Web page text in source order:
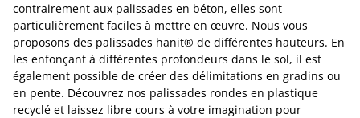
contrairement aux palissades en béton, elles sont
particulièrement faciles à mettre en œuvre. Nous vous
proposons des palissades hanit® de différentes hauteurs. En
les enfonçant à différentes profondeurs dans le sol, il est
également possible de créer des délimitations en gradins ou
en pente. Découvrez nos palissades rondes en plastique
recyclé et laissez libre cours à votre imagination pour